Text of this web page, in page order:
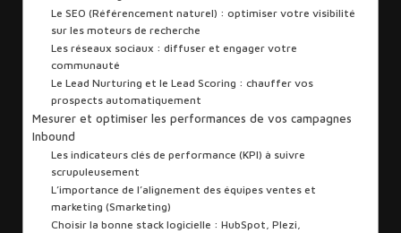
Le SEO (Référencement naturel) : optimiser votre visibilité
sur les moteurs de recherche
Les réseaux sociaux : diffuser et engager votre
communauté
Le Lead Nurturing et le Lead Scoring : chauffer vos
prospects automatiquement
Mesurer et optimiser les performances de vos campagnes
Inbound
Les indicateurs clés de performance (KPI) à suivre
scrupuleusement
L’importance de l’alignement des équipes ventes et
marketing (Smarketing)
Choisir la bonne stack logicielle : HubSpot, Plezi,